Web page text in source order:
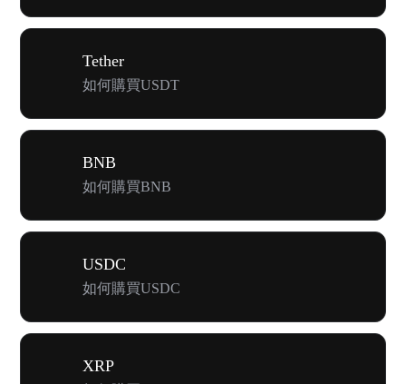
Tether
如何購買USDT
BNB
如何購買BNB
USDC
如何購買USDC
XRP